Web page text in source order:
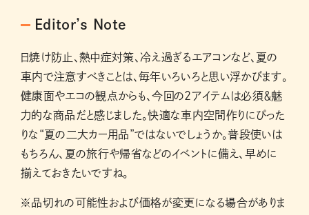
Editor’s Note
日焼け防止、熱中症対策、冷え過ぎるエアコンなど、夏の
車内で注意すべきことは、毎年いろいろと思い浮かびます。
健康面やエコの観点からも、今回の2アイテムは必須＆魅
力的な商品だと感じました。快適な車内空間作りにぴった
りな“夏の二大カー用品”ではないでしょうか。普段使いは
もちろん、夏の旅行や帰省などのイベントに備え、早めに
揃えておきたいですね。
※品切れの可能性および価格が変更になる場合がありま